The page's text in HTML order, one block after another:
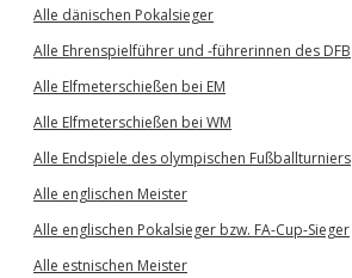
Alle dänischen Pokalsieger
Alle Ehrenspielführer und -führerinnen des DFB
Alle Elfmeterschießen bei EM
Alle Elfmeterschießen bei WM
Alle Endspiele des olympischen Fußballturniers
Alle englischen Meister
Alle englischen Pokalsieger bzw. FA-Cup-Sieger
Alle estnischen Meister